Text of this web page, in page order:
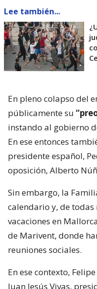
Lee también...
En pleno colapso del
públicamente su
instando al gobierno
En ese entonces
presidente español,
oposición, Alberto
Sin embargo, la
calendario y, de todas
vacaciones en
de Marivent, donde
reuniones sociales.
En ese contexto,
Juan Jesús Vivas,